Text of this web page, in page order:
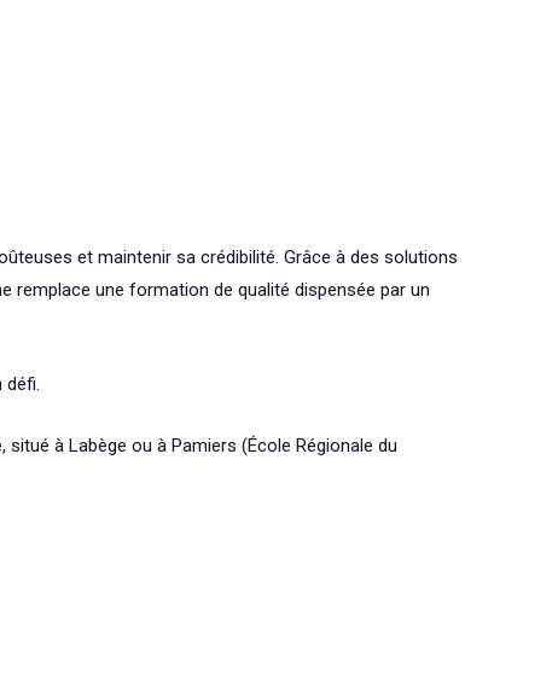
et maintenir sa crédibilité. Grâce à des solutions
remplace une formation de qualité dispensée par un
défi.
à Labège ou à Pamiers (École Régionale du